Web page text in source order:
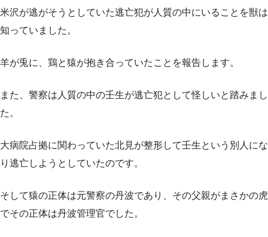
米沢が逃がそうとしていた逃亡犯が人質の中にいることを獣は
知っていました。
羊が兎に、鶏と猿が抱き合っていたことを報告します。
また、警察は人質の中の壬生が逃亡犯として怪しいと踏みまし
た。
大病院占拠に関わっていた北見が整形して壬生という別人にな
り逃亡しようとしていたのです。
そして猿の正体は元警察の丹波であり、その父親がまさかの虎
でその正体は丹波管理官でした。